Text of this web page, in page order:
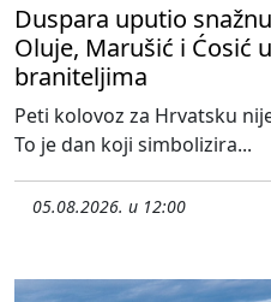
Duspara uputio
Oluje, Marušić i Ćosić
braniteljima
Peti kolovoz za Hrvatsku
To je dan koji simbolizira...
05.08.2026. u 12:00